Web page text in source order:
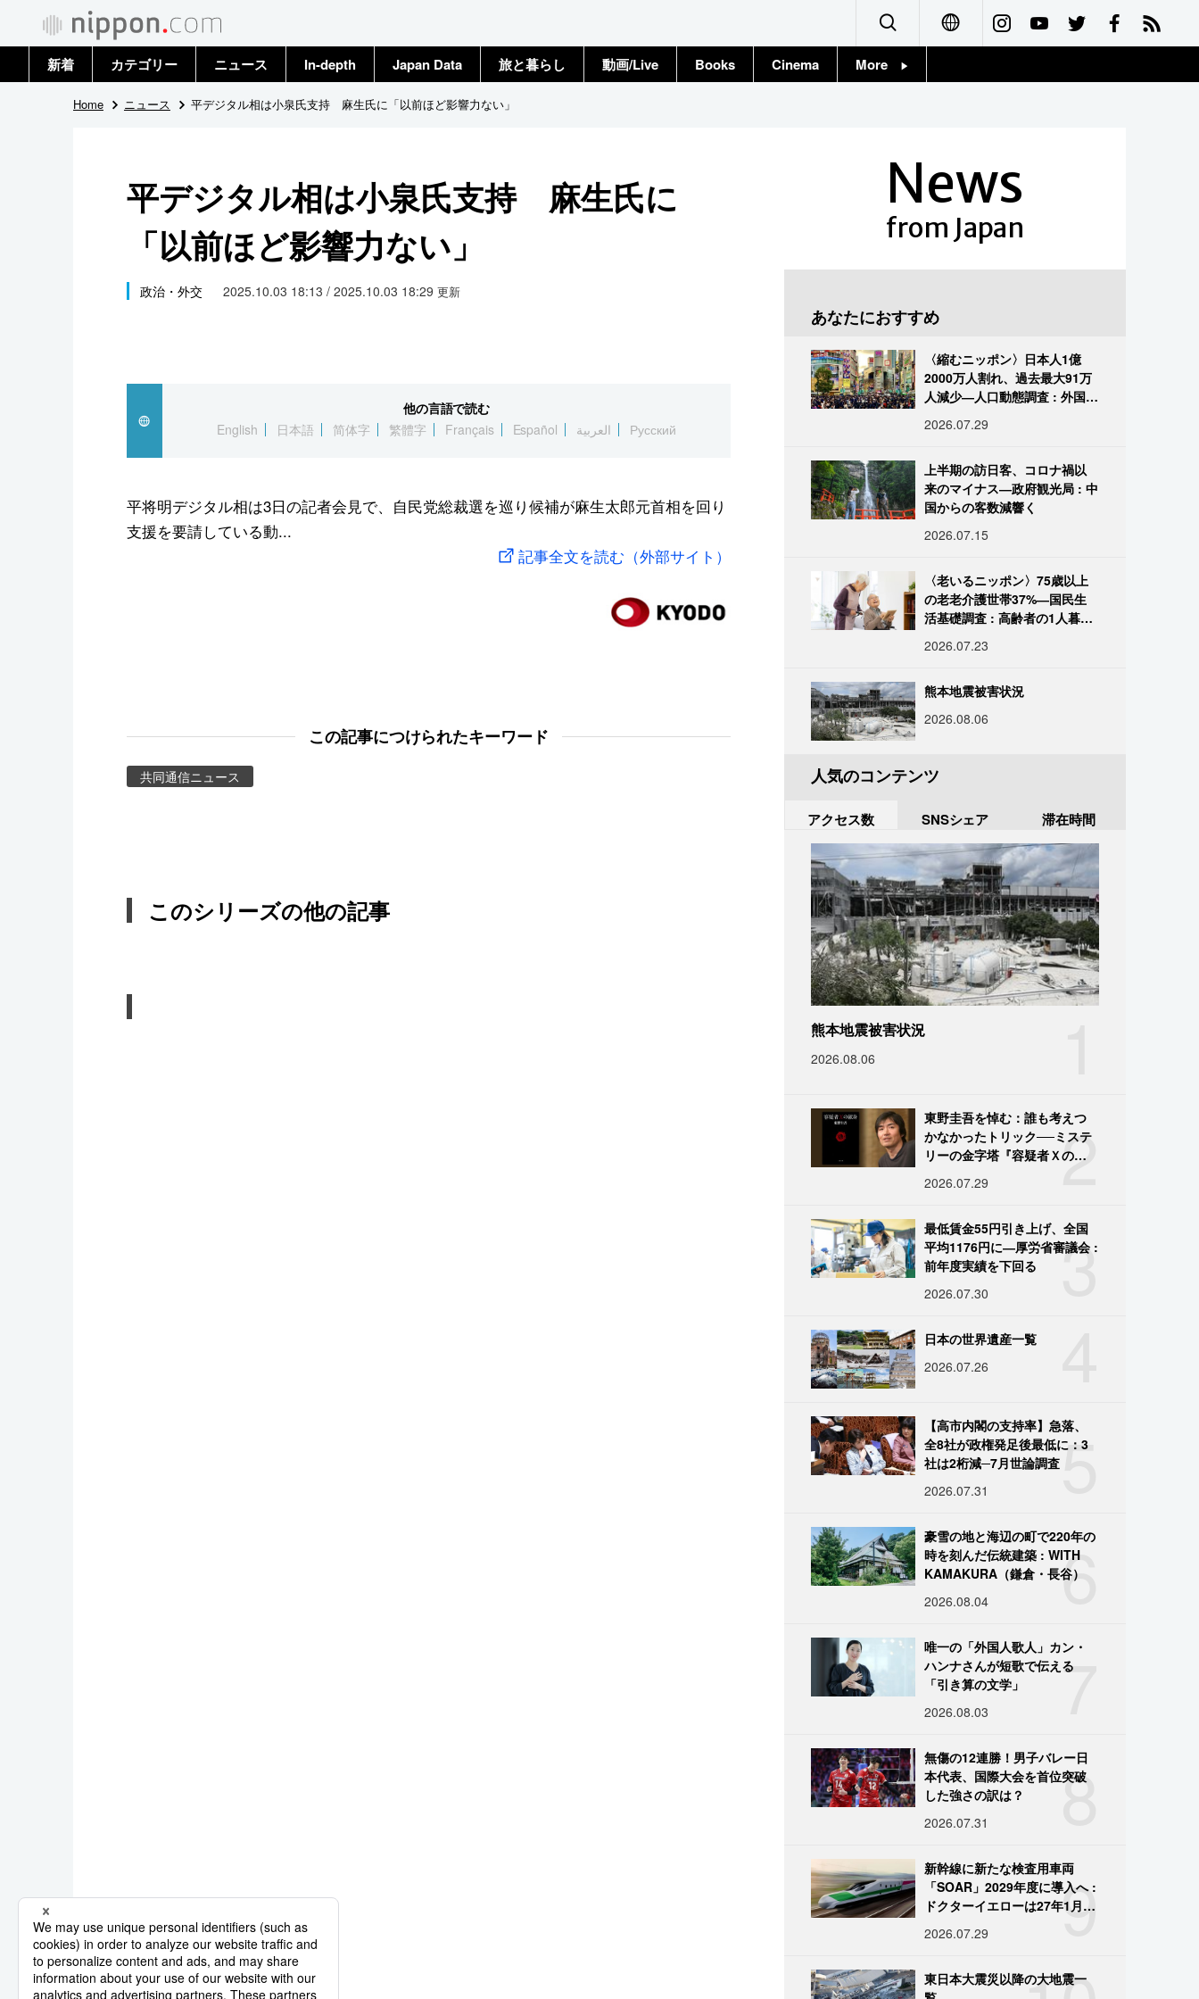
Français
新着 カテゴリー
政治・外交
国際
文化
スポーツ・東京2020
ニュース
トップ
In-depth Japan Data 旅と暮らし 動画/Live Books Cinema More
Home ニュース 平デジタル相は小泉氏支持 麻生氏に「以前ほど影響力ない」
平デジタル相は小泉氏支持 麻生氏に
「以前ほど影響力ない」
政治・外交 2025.10.03 18:13 / 2025.10.03 18:29 更新
他の言語で読む
English
日本語 简体字 繁體字 Français Español العربية Русский
平将明デジタル相は3日の記者会見で、自民党総裁選を巡り候補が麻生太郎元首相を回り
支援を要請している動...
記事全文を読む（外部サイト）
この記事につけられたキーワード
共同通信ニュース
このシリーズの他の記事
News
from Japan
あなたにおすすめ
〈縮むニッポン〉日本人1億
2000万人割れ、過去最大91万
人減少―人口動態調査 : 外国人
2026.07.29
上半期の訪日客、コロナ禍以
来のマイナス―政府観光局 : 中
国からの客数減響く
2026.07.15
〈老いるニッポン〉75歳以上
の老老介護世帯37%―国民生
活基礎調査 : 高齢者の1人暮ら
2026.07.23
熊本地震被害状況
2026.08.06
人気のコンテンツ
アクセス数 SNSシェア 滞在時間
熊本地震被害状況
2026.08.06
2
東野圭吾を悼む：誰も考えつ
かなかったトリック──ミステ
リーの金字塔『容疑者Ｘの献
2026.07.29
3
最低賃金55円引き上げ、全国
平均1176円に―厚労省審議会 :
前年度実績を下回る
2026.07.30
日本の世界遺産一覧
2026.07.26
5
【高市内閣の支持率】急落、
全8社が政権発足後最低に：3
社は2桁減─7月世論調査
2026.07.31
6
豪雪の地と海辺の町で220年の
時を刻んだ伝統建築 : WITH
KAMAKURA（鎌倉・長谷）
2026.08.04
7
唯一の「外国人歌人」カン・
ハンナさんが短歌で伝える
「引き算の文学」
2026.08.03
8
無傷の12連勝！男子バレー日
本代表、国際大会を首位突破
した強さの訳は？
2026.07.31
9
新幹線に新たな検査用車両
「SOAR」2029年度に導入へ :
ドクターイエローは27年1月に
2026.07.29
東日本大震災以降の大地震一